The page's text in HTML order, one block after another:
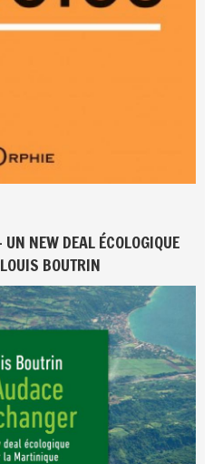
NEW DEAL ÉCOLOGIQUE
BOUTRIN